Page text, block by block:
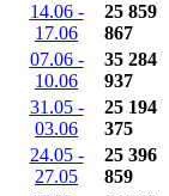
14.06 -
17.06
25 859
867
07.06 -
10.06
35 284
937
31.05 -
03.06
25 194
375
24.05 -
27.05
25 396
859